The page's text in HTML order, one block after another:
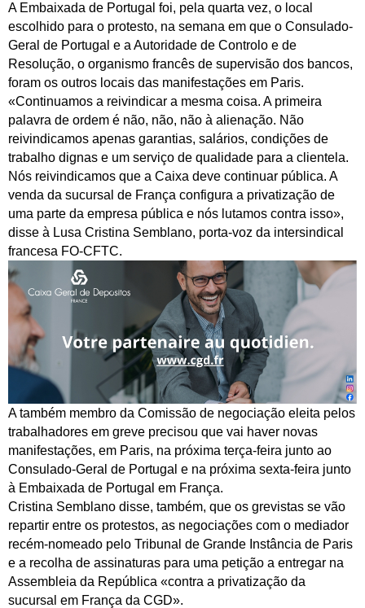
A Embaixada de Portugal foi, pela quarta vez, o local
escolhido para o protesto, na semana em que o Consulado-
Geral de Portugal e a Autoridade de Controlo e de
Resolução, o organismo francês de supervisão dos bancos,
foram os outros locais das manifestações em Paris.
«Continuamos a reivindicar a mesma coisa. A primeira
palavra de ordem é não, não, não à alienação. Não
reivindicamos apenas garantias, salários, condições de
trabalho dignas e um serviço de qualidade para a clientela.
Nós reivindicamos que a Caixa deve continuar pública. A
venda da sucursal de França configura a privatização de
uma parte da empresa pública e nós lutamos contra isso»,
disse à Lusa Cristina Semblano, porta-voz da intersindical
francesa FO-CFTC.
A também membro da Comissão de negociação eleita pelos
trabalhadores em greve precisou que vai haver novas
manifestações, em Paris, na próxima terça-feira junto ao
Consulado-Geral de Portugal e na próxima sexta-feira junto
à Embaixada de Portugal em França.
Cristina Semblano disse, também, que os grevistas se vão
repartir entre os protestos, as negociações com o mediador
recém-nomeado pelo Tribunal de Grande Instância de Paris
e a recolha de assinaturas para uma petição a entregar na
Assembleia da República «contra a privatização da
sucursal em França da CGD».